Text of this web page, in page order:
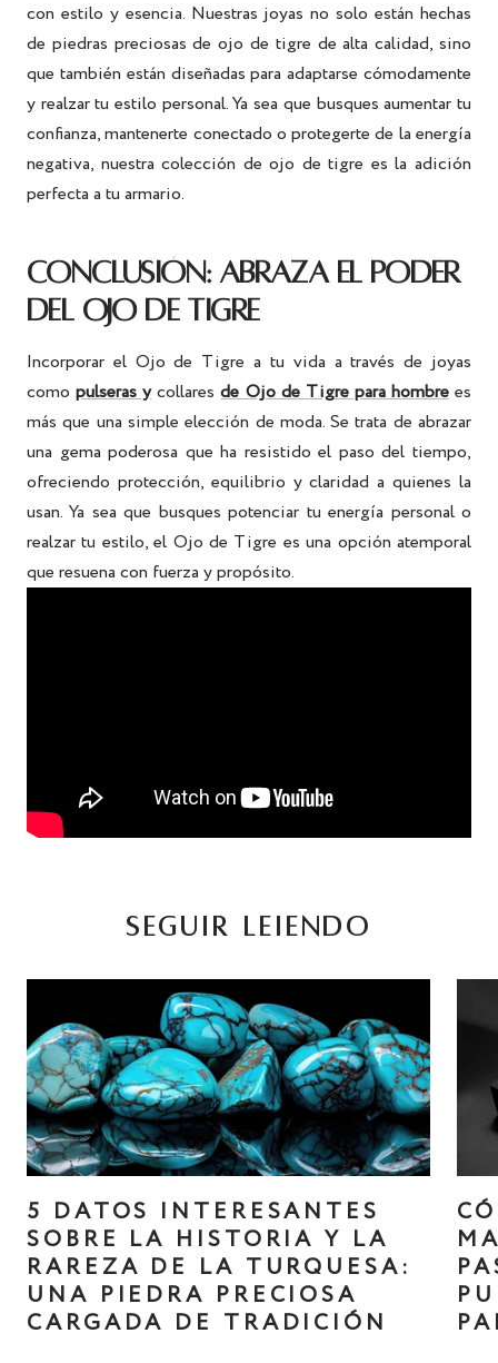
con estilo y esencia. Nuestras joyas no solo están hechas
de piedras preciosas de ojo de tigre de alta calidad, sino
que también están diseñadas para adaptarse cómodamente
y realzar tu estilo personal. Ya sea que busques aumentar tu
confianza, mantenerte conectado o protegerte de la energía
negativa, nuestra colección de ojo de tigre es la adición
perfecta a tu armario.
CONCLUSIÓN: ABRAZA EL PODER
DEL OJO DE TIGRE
Incorporar el Ojo de Tigre a tu vida a través de joyas
como pulseras y collares de Ojo de Tigre para hombre es
más que una simple elección de moda. Se trata de abrazar
una gema poderosa que ha resistido el paso del tiempo,
ofreciendo protección, equilibrio y claridad a quienes la
usan. Ya sea que busques potenciar tu energía personal o
realzar tu estilo, el Ojo de Tigre es una opción atemporal
que resuena con fuerza y ​​propósito.
SEGUIR LEIENDO
5 DATOS INTERESANTES
SOBRE LA HISTORIA Y LA
RAREZA DE LA TURQUESA:
UNA PIEDRA PRECIOSA
CARGADA DE TRADICIÓN